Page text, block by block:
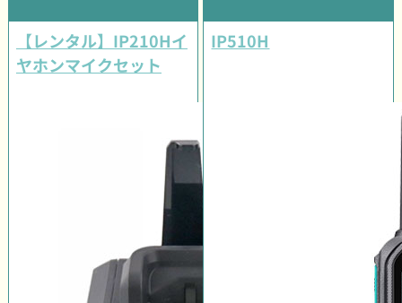
【レンタル】IP210Hイ
ヤホンマイクセット
IP510H